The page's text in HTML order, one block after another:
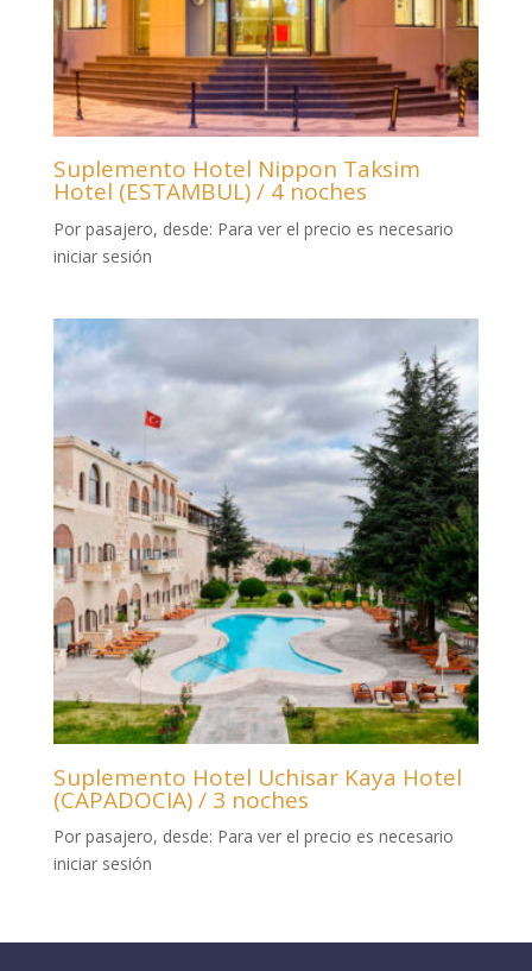
Suplemento Hotel Nippon Taksim
Hotel (ESTAMBUL) / 4 noches
Por pasajero, desde: Para ver el precio es necesario
iniciar sesión
Suplemento Hotel Uchisar Kaya Hotel
(CAPADOCIA) / 3 noches
Por pasajero, desde: Para ver el precio es necesario
iniciar sesión